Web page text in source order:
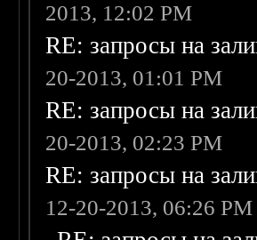
2013, 12:02 PM
RE: запросы на
20-2013, 01:01 PM
RE: запросы на
20-2013, 02:23 PM
RE: запросы на
12-20-2013, 06:26 PM